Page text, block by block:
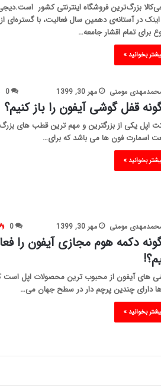
بزرگ‌ترین فروشگاه اینترنتی کشور
اینک در آستانه‌ی دهمین سال فعالیت، با گستره‌ای
برای تمام اقشار جامعه…
بخوانید »
مومنی مهر 30, 1399 0
قفل گوشی آیفون را باز کنیم؟
اپل یکی از بزرگترین و مهم ترین قطب های
اسمارت فون ها می باشد که برای…
بخوانید »
مومنی مهر 30, 1399 0
دکمه هوم مجازی آیفون را
های آیفون از محبوب ترین محصولات اپل است
دارای چندین پرچم دار در سطح جهان می…
بخوانید »